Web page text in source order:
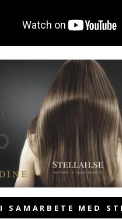
I SAMARBETE MED